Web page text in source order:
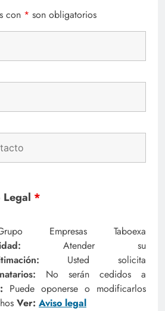
con * son obligatorios
*
Empresas Taboexa
Atender su
Usted solicita
No serán cedidos a
Puede oponerse o modificarlos
Ver: Aviso legal